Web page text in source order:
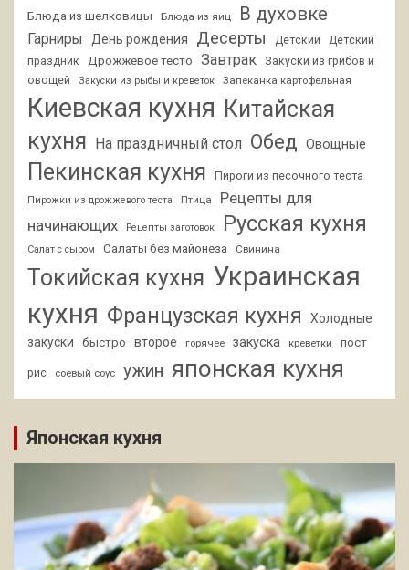
Блюда из шелковицы Блюда из яиц В духовке
Гарниры День рождения Десерты Детский
Детский
праздник
Дрожжевое тесто Завтрак
Закуски из грибов и
овощей
Закуски из рыбы и креветок Запеканка картофельная
Киевская кухня Китайская
кухня
На праздничный стол Обед Овощные
Пекинская кухня Пироги из песочного теста
Пирожки из дрожжевого теста Птица
Рецепты для
начинающих
Рецепты заготовок Русская кухня
Салат с сыром Салаты без майонеза Свинина
Токийская кухня Украинская
кухня Французская кухня
Холодные
закуски
быстро второе горячее закуска креветки пост
рис соевый соус ужин японская кухня
Японская кухня